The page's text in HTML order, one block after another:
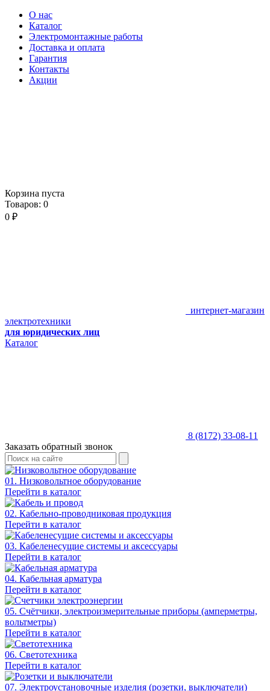
О нас
Каталог
Электромонтажные работы
Доставка и оплата
Гарантия
Контакты
Акции
Корзина пуста
Товаров: 0
0 ₽
интернет-магазин
электротехники
для юридических лиц
Каталог
8 (8172) 33-08-11
Заказать обратный звонок
01. Низковольтное оборудование
Перейти в каталог
02. Кабельно-проводниковая продукция
Перейти в каталог
03. Кабеленесущие системы и аксессуары
Перейти в каталог
04. Кабельная арматура
Перейти в каталог
05. Счётчики, электроизмерительные приборы (амперметры,
вольтметры)
Перейти в каталог
06. Светотехника
Перейти в каталог
07. Электроустановочные изделия (розетки, выключатели)